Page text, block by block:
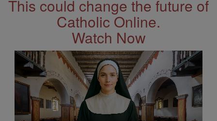
This could change the future of
Catholic Online.
Watch Now